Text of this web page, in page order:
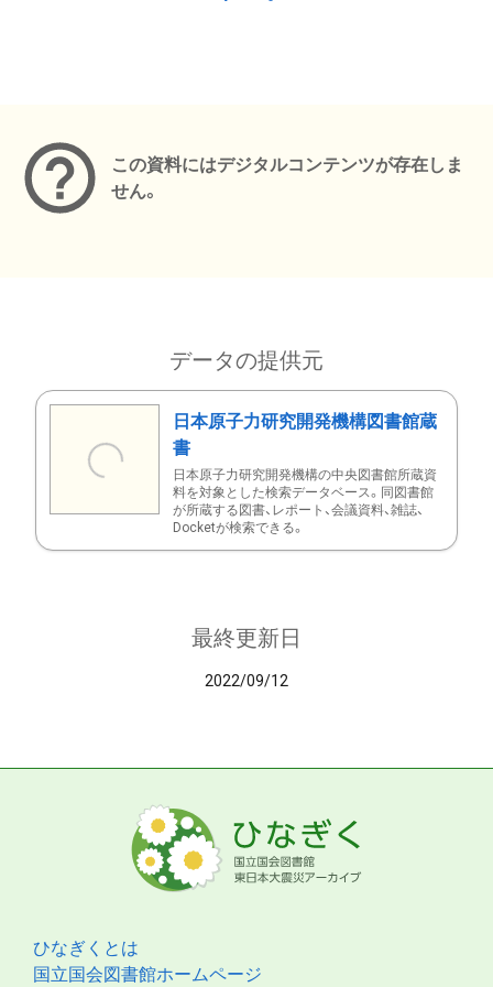
この資料にはデジタルコンテンツが存在しま
せん。
データの提供元
日本原子力研究開発機構図書館蔵
書
日本原子力研究開発機構の中央図書館所蔵資
料を対象とした検索データベース。同図書館
が所蔵する図書、レポート、会議資料、雑誌、
Docketが検索できる。
最終更新日
2022/09/12
ひなぎくとは
国立国会図書館ホームページ